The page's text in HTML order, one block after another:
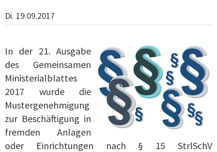
Di. 19.09.2017
In der 21. Ausgabe
des Gemeinsamen
Ministerialblattes
2017 wurde die
Mustergenehmigung
zur Beschäftigung in
fremden Anlagen
oder Einrichtungen nach § 15 StrlSchV